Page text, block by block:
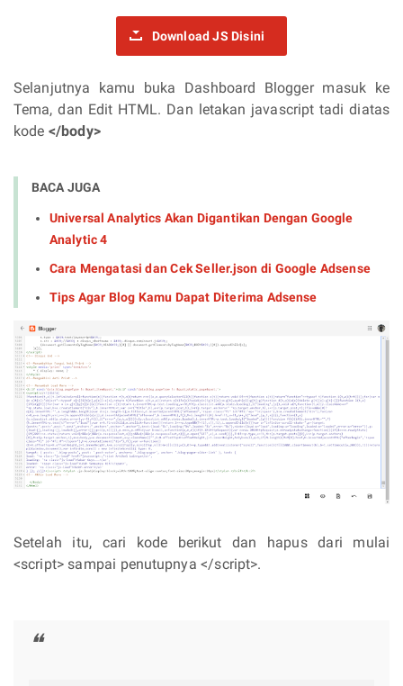
Download JS Disini
Selanjutnya kamu buka Dashboard Blogger masuk ke
Tema, dan Edit HTML. Dan letakan javascript tadi diatas
kode </body>
BACA JUGA
Universal Analytics Akan Digantikan Dengan Google
Analytic 4
Cara Mengatasi dan Cek Seller.json di Google Adsense
Tips Agar Blog Kamu Dapat Diterima Adsense
Setelah itu, cari kode berikut dan hapus dari mulai
<script> sampai penutupnya </script>.